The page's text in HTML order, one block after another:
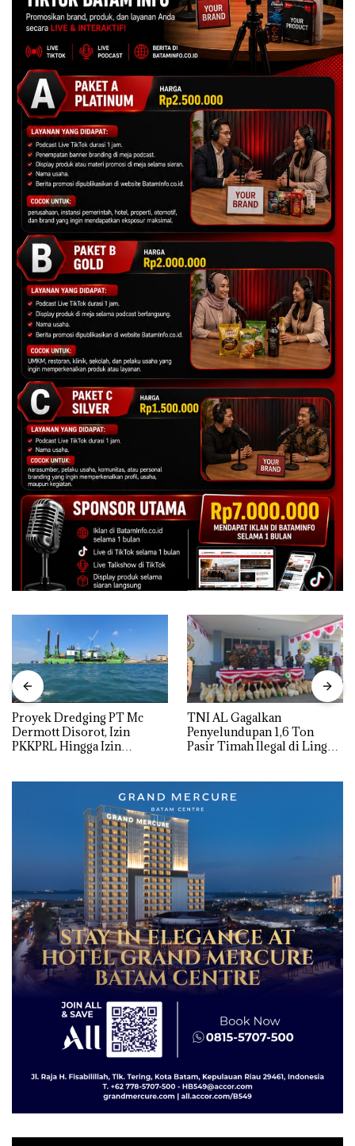
Proyek Dredging PT Mc
Dermott Disorot, Izin
PKKPRL Hingga Izin
TNI AL Gagalkan
Penyelundupan 1,6 Ton
Pasir Timah Ilegal di Lingga,
Diselundupkan ke Malaysia